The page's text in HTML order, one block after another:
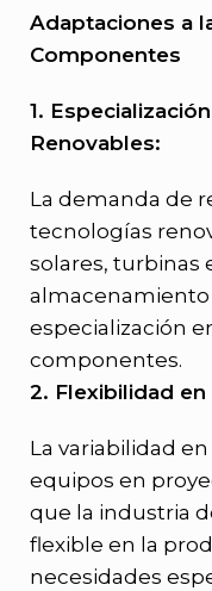
Adaptaciones a
Componentes
1.
Renovables:
La demanda de
tecnologías
solares, turbinas
especialización
componentes.
2. Flexibilidad
La variabilidad
equipos en
que la industria
flexible en la
necesidades